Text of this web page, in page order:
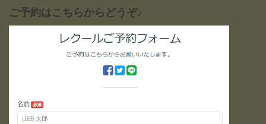
ご予約はこちらからどうぞ♪